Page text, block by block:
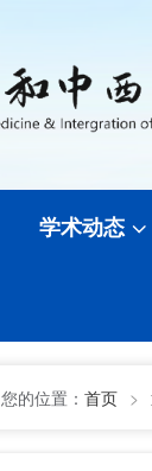
学术动态
您的位置： 首页 >